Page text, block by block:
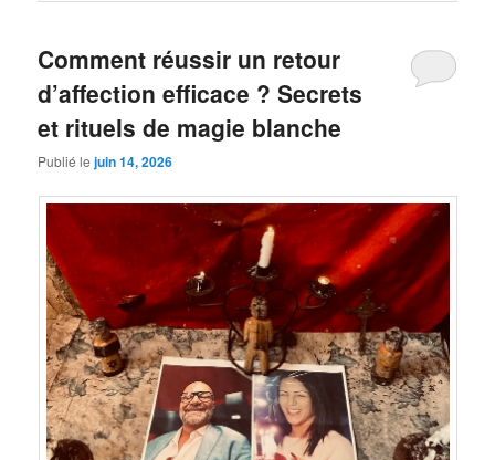
Comment réussir un retour
d’affection efficace ? Secrets
et rituels de magie blanche
Publié lejuin 14, 2026